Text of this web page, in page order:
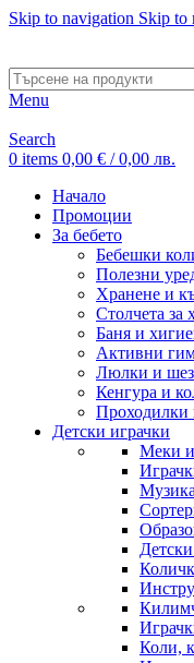
Skip to navigation Skip to
Menu
Search
0 items 0,00 € / 0,00 лв.
Начало
Промоции
За бебето
Бебешки
Полезни
Хранене и
Столчета за
Баня и
Активни
Люлки и
Кенгура и
Проходилки
Детски играчки
Меки
Коли,